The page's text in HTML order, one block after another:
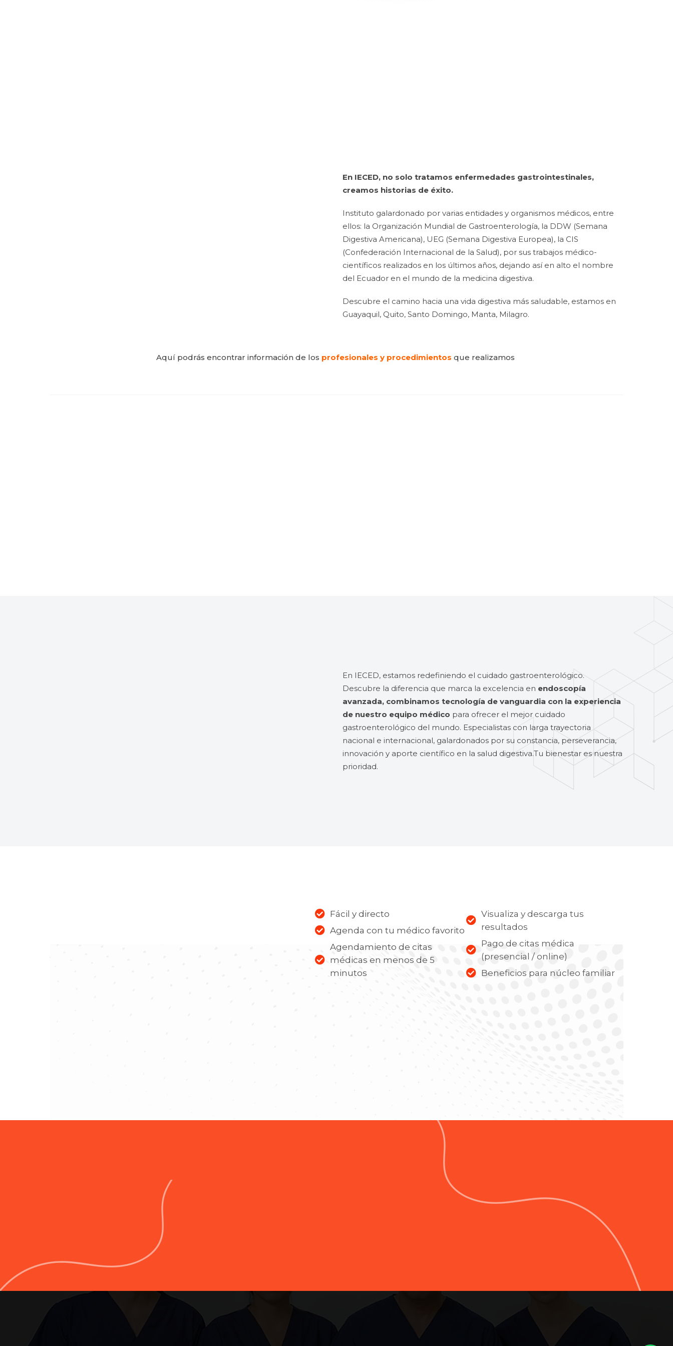
En IECED, no solo tratamos enfermedades gastrointestinales,
creamos historias de éxito.
Instituto galardonado por varias entidades y organismos médicos, entre
ellos: la Organización Mundial de Gastroenterología, la DDW (Semana
Digestiva Americana), UEG (Semana Digestiva Europea), la CIS
(Confederación Internacional de la Salud), por sus trabajos médico-
científicos realizados en los últimos años, dejando así en alto el nombre
del Ecuador en el mundo de la medicina digestiva.
Descubre el camino hacia una vida digestiva más saludable, estamos en
Guayaquil, Quito, Santo Domingo, Manta, Milagro.
Aquí podrás encontrar información de los profesionales y procedimientos que realizamos
En IECED, estamos redefiniendo el cuidado gastroenterológico.
Descubre la diferencia que marca la excelencia en endoscopía
avanzada, combinamos tecnología de vanguardia con la experiencia
de nuestro equipo médico para ofrecer el mejor cuidado
gastroenterológico del mundo. Especialistas con larga trayectoria
nacional e internacional, galardonados por su constancia, perseverancia,
innovación y aporte científico en la salud digestiva.Tu bienestar es nuestra
prioridad.
Fácil y directo
Agenda con tu médico favorito
Agendamiento de citas
médicas en menos de 5
minutos
Visualiza y descarga tus
resultados
Pago de citas médica
(presencial / online)
Beneficios para núcleo familiar